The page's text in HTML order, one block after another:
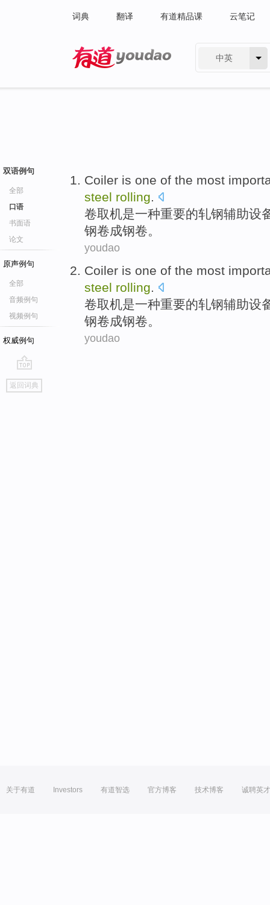
词典 翻译 有道精品课 云笔记
中英
双语例句
全部
口语
书面语
论文
原声例句
全部
音频例句
视频例句
权威例句
go
top
返回词典
Coiler is one of the most
steel rolling.
卷取机是一种重要的轧钢辅助设
钢卷成钢卷。
youdao
Coiler is one of the most
steel rolling.
卷取机是一种重要的轧钢辅助设
钢卷成钢卷。
youdao
关于有道 Investors 有道智选 官方博客 技术博客 诚聘英才